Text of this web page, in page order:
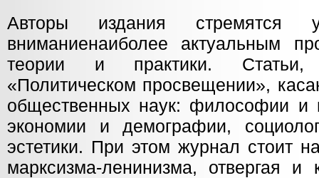
Авторы издания стремятся
вниманиенаиболее актуальным
теории и практики. Статьи,
«Политическом просвещении»,
общественных наук: философии и
экономии и демографии,
эстетики. При этом журнал стоит
марксизма-ленинизма, отвергая и